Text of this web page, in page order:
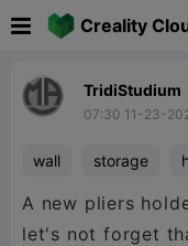
Creality
TridiStudium
07:30 11-23-
wall storage
A new pliers
let's not forget